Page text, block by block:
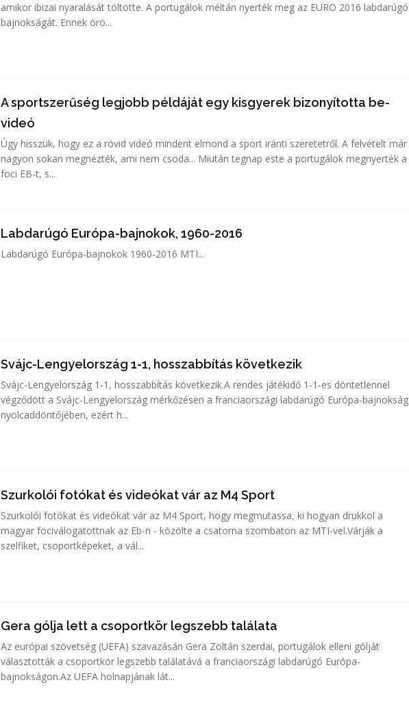
amikor ibizai nyaralását töltötte. A portugálok méltán nyerték meg az EURO 2016 labdarúgó
bajnokságát. Ennek örö...
A sportszerűség legjobb példáját egy kisgyerek bizonyította be-
videó
Úgy hisszük, hogy ez a rövid videó mindent elmond a sport iránti szeretetről. A felvételt már
nagyon sokan megnézték, ami nem csoda... Miután tegnap este a portugálok megnyerték a
foci EB-t, s...
Labdarúgó Európa-bajnokok, 1960-2016
Labdarúgó Európa-bajnokok 1960-2016 MTI...
Svájc-Lengyelország 1-1, hosszabbítás következik
Svájc-Lengyelország 1-1, hosszabbítás következik.A rendes játékidő 1-1-es döntetlennel
végződött a Svájc-Lengyelország mérkőzésen a franciaországi labdarúgó Európa-bajnokság
nyolcaddöntőjében, ezért h...
Szurkolói fotókat és videókat vár az M4 Sport
Szurkolói fotókat és videókat vár az M4 Sport, hogy megmutassa, ki hogyan drukkol a
magyar fociválogatottnak az Eb-n - közölte a csatorna szombaton az MTI-vel.Várják a
szelfiket, csoportképeket, a vál...
Gera gólja lett a csoportkör legszebb találata
Az európai szövetség (UEFA) szavazásán Gera Zoltán szerdai, portugálok elleni gólját
választották a csoportkör legszebb találatává a franciaországi labdarúgó Európa-
bajnokságon.Az UEFA holnapjának lát...